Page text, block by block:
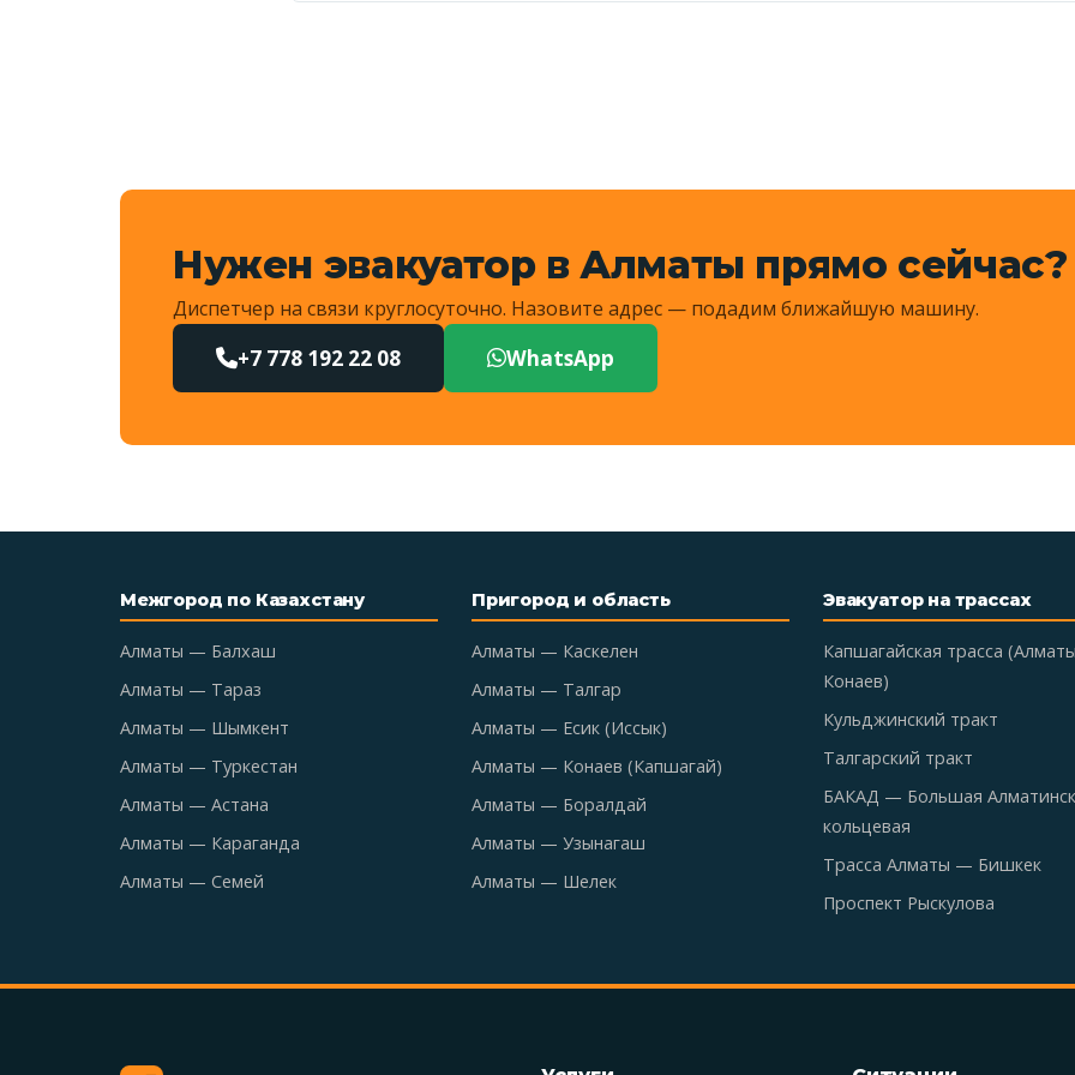
Нужен эвакуатор в Алматы прямо сейчас?
Диспетчер на связи круглосуточно. Назовите адрес — подадим ближайшую машину.
+7 778 192 22 08 WhatsApp
Межгород по Казахстану
Алматы — Балхаш
Алматы — Тараз
Алматы — Шымкент
Алматы — Туркестан
Алматы — Астана
Алматы — Караганда
Алматы — Семей
Пригород и область
Алматы — Каскелен
Алматы — Талгар
Алматы — Есик (Иссык)
Алматы — Конаев (Капшагай)
Алматы — Боралдай
Алматы — Узынагаш
Алматы — Шелек
Эвакуатор на трассах
Капшагайская трасса
Конаев)
Кульджинский тракт
Талгарский тракт
БАКАД — Большая
кольцевая
Трасса Алматы — Бишкек
Проспект Рыскулова